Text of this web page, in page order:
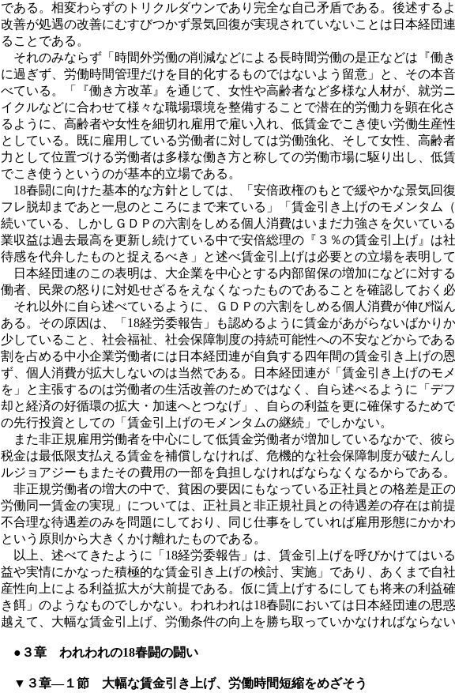
である。相変わらずのトリクルダウンであり完全な自己矛盾である。後述する
改善が処遇の改善にむすびつかず景気回復が実現されていないことは日本経団
ることである。
それのみならず「時間外労働の削減などによる長時間労働の是正などは『働
に過ぎず、労働時間管理だけを目的化するものではないよう留意」と、その本
べている。「『働き方改革』を通じて、女性や高齢者など多様な人材が、就労
イクルなどに合わせて様々な職場環境を整備することで潜在的労働力を顕在化
るように、高齢者や女性を細切れ雇用で雇い入れ、低賃金でこき使い労働生産
としている。既に雇用している労働者に対しては労働強化、そして女性、高齢
力として位置づける労働者は多様な働き方と称しての労働市場に駆り出し、低
でこき使うというのが基本的立場である。
18春闘に向けた基本的な方針としては、「安倍政権のもとで緩やかな景気回
フレ脱却まであと一息のところにまで来ている」「賃金引き上げのモメンタム
続いている、しかしＧＤＰの六割をしめる個人消費はいまだ力強さを欠いてい
業収益は過去最高を更新し続けている中で安倍総理の『３％の賃金引上げ』は
待感を代弁したものと捉えるべき」と述べ賃金引上げは必要との立場を表明して
日本経団連のこの表明は、大企業を中心とする内部留保の増加になどに対す
働者、民衆の怒りに対処せざるをえなくなったものであることを確認しておく必
それ以外に自ら述べているように、ＧＤＰの六割をしめる個人消費が伸び悩
ある。その原因は、「18経労委報告」も認めるように賃金があがらないばかり
少していること、社会福祉、社会保障制度の持続可能性への不安などからであ
割を占める中小企業労働者には日本経団連が自負する四年間の賃金引き上げの
ず、個人消費が拡大しないのは当然である。日本経団連が「賃金引き上げのモメ
を」と主張するのは労働者の生活改善のためではなく、自ら述べるように「デ
却と経済の好循環の拡大・加速へとつなげ」、自らの利益を更に確保するため
の先行投資としての「賃金引上げのモメンタムの継続」でしかない。
また非正規雇用労働者を中心にして低賃金労働者が増加しているなかで、彼
税金は最低限支払える賃金を補償しなければ、危機的な社会保障制度が破たん
ルジョアジーもまたその費用の一部を負担しなければならなくなるからである。
非正規労働者の増大の中で、貧困の要因にもなっている正社員との格差是正
労働同一賃金の実現」については、正社員と非正規社員との待遇差の存在は前提
不合理な待遇差のみを問題にしており、同じ仕事をしていれば雇用形態にかか
という原則から大きくかけ離れたものである。
以上、述べてきたように「18経労委報告」は、賃金引上げを呼びかけてはい
益や実情にかなった積極的な賃金引き上げの検討、実施」であり、あくまで自
産性向上による利益拡大が大前提である。仮に賃上げするにしても将来の利益
き餌」のようなものでしかない。われわれは18春闘においては日本経団連の思
越えて、大幅な賃金引上げ、労働条件の向上を勝ち取っていかなければならない
●３章 われわれの18春闘の闘い
▼３章―１節 大幅な賃金引き上げ、労働時間短縮をめざそう